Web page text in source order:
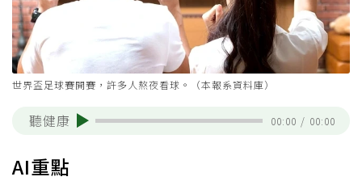
世界盃足球賽開賽，許多人熬夜看球。（本報系資料庫）
聽健康 00:00 / 00:00
AI重點